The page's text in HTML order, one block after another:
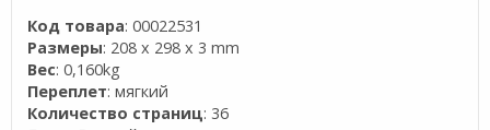
Код товара: 00022531
Размеры: 208 x 298 x 3 mm
Вес: 0,160kg
Переплет: мягкий
Количество страниц: 36